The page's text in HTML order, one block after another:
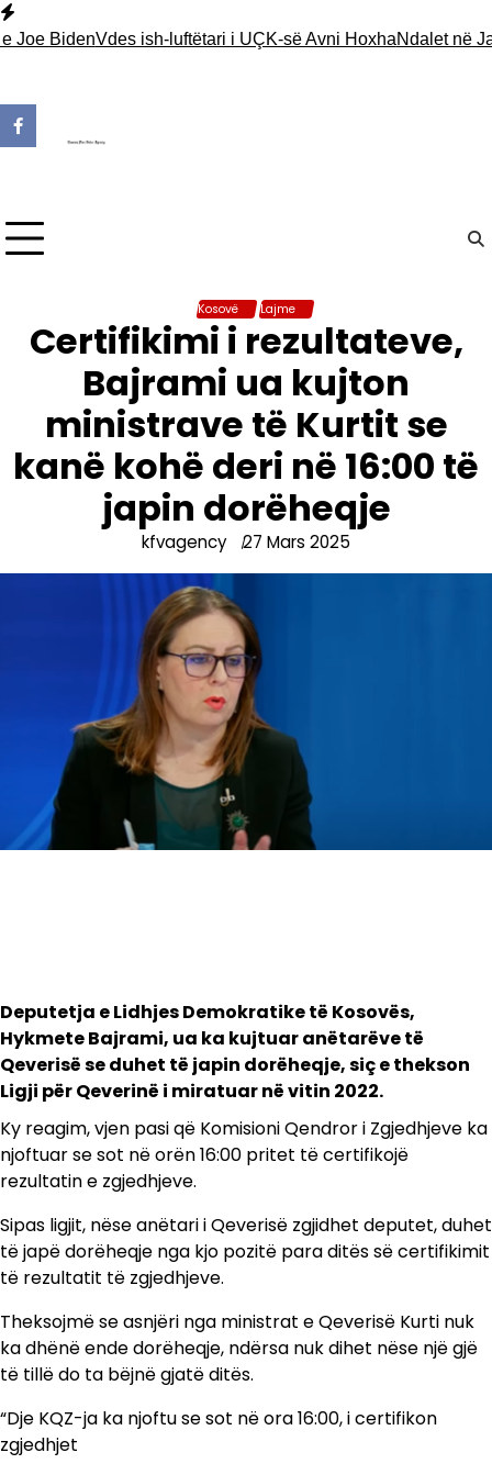
Skip
toBidenVdes ish-luftëtari i UÇK-së Avni HoxhaNdalet në
Kosovë Lajme
Certifikimi i rezultateve,
Bajrami ua kujton
ministrave të Kurtit se
kanë kohë deri në 16:00 të
japin dorëheqje
kfvagency 27 Mars 2025
Deputetja e Lidhjes Demokratike të Kosovës,
Hykmete Bajrami, ua ka kujtuar anëtarëve të
Qeverisë se duhet të japin dorëheqje, siç e thekson
Ligji për Qeverinë i miratuar në vitin 2022.
Ky reagim, vjen pasi që Komisioni Qendror i Zgjedhjeve ka
njoftuar se sot në orën 16:00 pritet të certifikojë
rezultatin e zgjedhjeve.
Sipas ligjit, nëse anëtari i Qeverisë zgjidhet deputet, duhet
të japë dorëheqje nga kjo pozitë para ditës së certifikimit
të rezultatit të zgjedhjeve.
Theksojmë se asnjëri nga ministrat e Qeverisë Kurti nuk
ka dhënë ende dorëheqje, ndërsa nuk dihet nëse një gjë
të tillë do ta bëjnë gjatë ditës.
“Dje KQZ-ja ka njoftu se sot në ora 16:00, i certifikon
zgjedhjet